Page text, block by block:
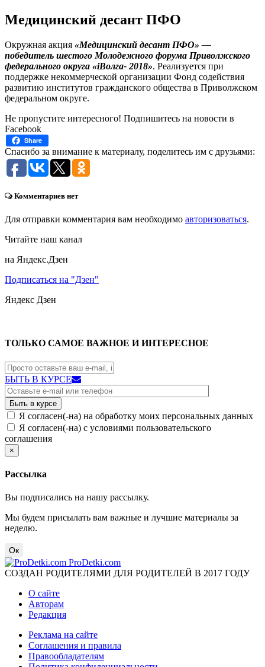
Медицинский десант ПФО
Окружная акция «Медицинский десант ПФО» —
победитель шестого Молодежного форума Приволжского
федерального округа «iВолга- 2018». Реализуется при
поддержке некоммерческой организации Фонд содействия
развитию институтов гражданского общества в Приволжском
федеральном округе.
Не пропустите интересного! Подпишитесь на новости в
Facebook
Share
Спасибо за внимание к материалу, поделитесь им с друзьями:
Комментариев нет
Для отправки комментария вам необходимо авторизоваться.
Читайте наш канал
на Яндекс.Дзен
Подписаться на "Дзен"
Яндекс Дзен
ТОЛЬКО САМОЕ ВАЖНОЕ И ИНТЕРЕСНОЕ
БЫТЬ В КУРСЕ
Я согласен(-на) на обработку моих персональных данных
Я согласен(-на) с условиями пользовательского
соглашения
×
Рассылка
Вы подписались на нашу рассылку.
Мы будем присылать вам важные и лучшие материалы за
неделю.
Ок
ProDetki.com
СОЗДАН РОДИТЕЛЯМИ ДЛЯ РОДИТЕЛЕЙ В 2017 ГОДУ
О сайте
Авторам
Редакция
Реклама на сайте
Соглашения и правила
Правообладателям